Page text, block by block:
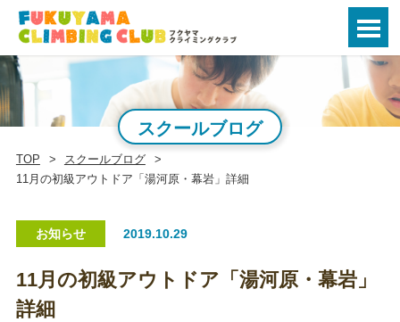
スクールブログ
TOP
スクールブログ
11月の初級アウトドア「湯河原・幕岩」詳細
お知らせ 2019.10.29
11月の初級アウトドア「湯河原・幕岩」
詳細